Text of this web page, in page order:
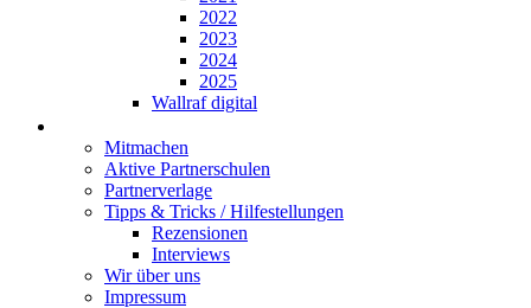
2022
2023
2024
2025
Wallraf digital
Mitmachen
Aktive Partnerschulen
Partnerverlage
Tipps & Tricks / Hilfestellungen
Rezensionen
Interviews
Wir über uns
Impressum